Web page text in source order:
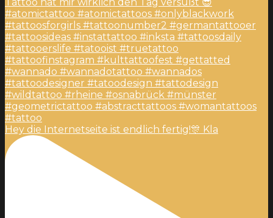
Hey die Internetseite ist endlich fertig!🎊 Kla